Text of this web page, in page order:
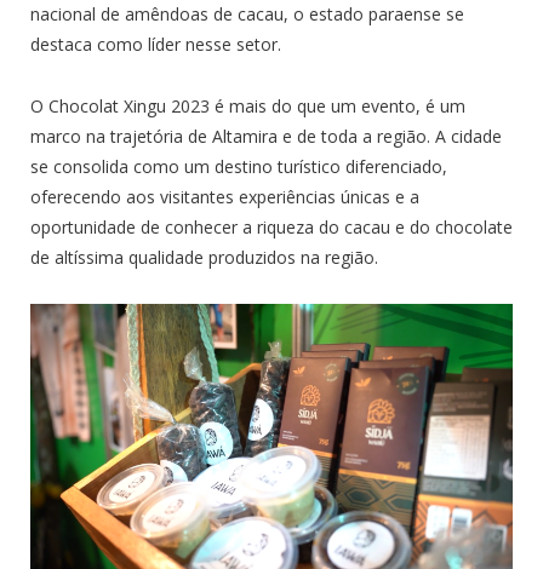
nacional de amêndoas de cacau, o estado paraense se
destaca como líder nesse setor.
O Chocolat Xingu 2023 é mais do que um evento, é um
marco na trajetória de Altamira e de toda a região. A cidade
se consolida como um destino turístico diferenciado,
oferecendo aos visitantes experiências únicas e a
oportunidade de conhecer a riqueza do cacau e do chocolate
de altíssima qualidade produzidos na região.